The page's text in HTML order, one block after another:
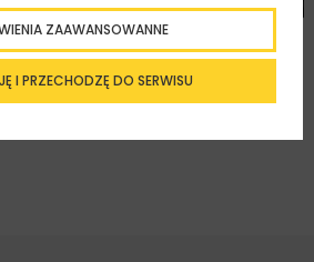
I PRZECHODZĘ DO SERWISU
ZAAWANSOWANNE